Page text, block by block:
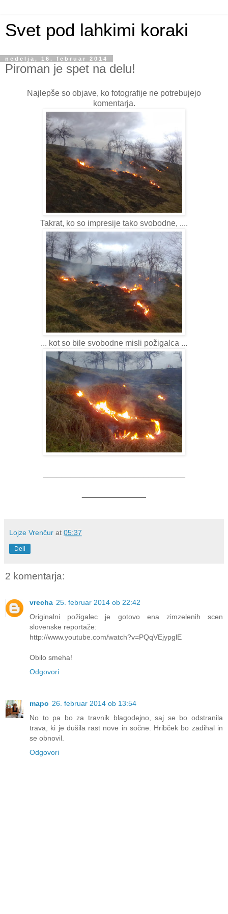
Svet pod lahkimi koraki
nedelja, 16. februar 2014
Piroman je spet na delu!
Najlepše so objave, ko fotografije ne potrebujejo
komentarja.
Takrat, ko so impresije tako svobodne, ....
... kot so bile svobodne misli požigalca ...
Lojze Vrenčur at 05:37
Deli
2 komentarja:
vrecha 25. februar 2014 ob 22:42
Originalni požigalec je gotovo ena zimzelenih scen
slovenske reportaže:
http://www.youtube.com/watch?v=PQqVEjypglE
Obilo smeha!
Odgovori
mapo 26. februar 2014 ob 13:54
No to pa bo za travnik blagodejno, saj se bo odstranila
trava, ki je dušila rast nove in sočne. Hribček bo zadihal in
se obnovil.
Odgovori